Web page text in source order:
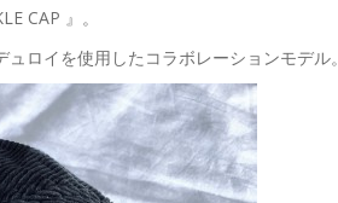
CAP 』。
ロイを使用したコラボレーションモデル。